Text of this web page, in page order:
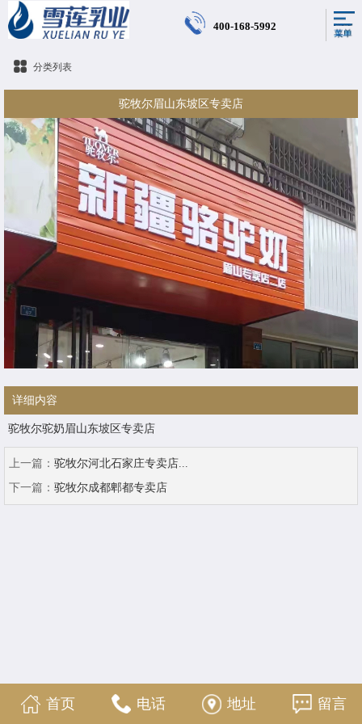
400-168-5992
分类列表
驼牧尔眉山东坡区专卖店
详细内容
驼牧尔驼奶眉山东坡区专卖店
上一篇： 驼牧尔河北石家庄专卖店...
下一篇： 驼牧尔成都郫都专卖店
首页 电话 地址 留言